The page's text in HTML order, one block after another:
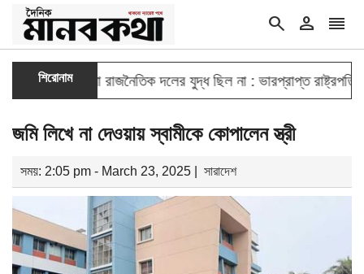
search person reorder
শিরোনাম
কোনো রাজনৈতিক দলের যুদ্ধ ছিল না : ভারপ্রাপ্ত রাষ্ট্রপতি double_arrow
জমি লিখে না দেওয়ায় স্বামীকে কোপালেন স্ত্রী
সময়: 2:05 pm - March 23, 2025 | সারাদেশ